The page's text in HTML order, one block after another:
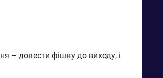
– довести фішку до виходу, і